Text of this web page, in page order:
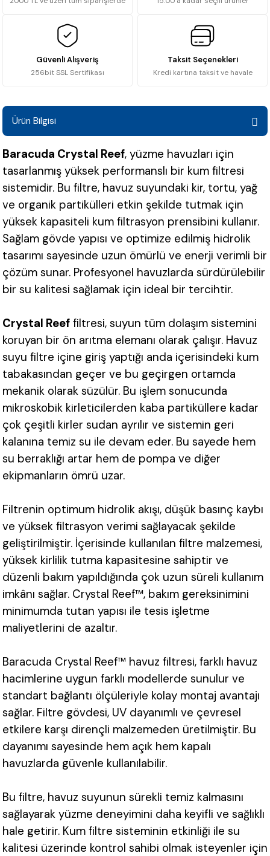
Güvenli Alışveriş
256bit SSL Sertifikası
Taksit Seçenekleri
Kredi kartına taksit ve havale
Ürün Bilgisi
Baracuda Crystal Reef, yüzme havuzları için
tasarlanmış yüksek performanslı bir kum filtresi
sistemidir. Bu filtre, havuz suyundaki kir, tortu, yağ
ve organik partikülleri etkin şekilde tutmak için
yüksek kapasiteli kum filtrasyon prensibini kullanır.
Sağlam gövde yapısı ve optimize edilmiş hidrolik
tasarımı sayesinde uzun ömürlü ve enerji verimli bir
çözüm sunar. Profesyonel havuzlarda sürdürülebilir
bir su kalitesi sağlamak için ideal bir tercihtir.
Crystal Reef filtresi, suyun tüm dolaşım sistemini
koruyan bir ön arıtma elemanı olarak çalışır. Havuz
suyu filtre içine giriş yaptığı anda içerisindeki kum
tabakasından geçer ve bu geçirgen ortamda
mekanik olarak süzülür. Bu işlem sonucunda
mikroskobik kirleticilerden kaba partiküllere kadar
çok çeşitli kirler sudan ayrılır ve sistemin geri
kalanına temiz su ile devam eder. Bu sayede hem
su berraklığı artar hem de pompa ve diğer
ekipmanların ömrü uzar.
Filtrenin optimum hidrolik akışı, düşük basınç kaybı
ve yüksek filtrasyon verimi sağlayacak şekilde
geliştirilmiştir. İçerisinde kullanılan filtre malzemesi,
yüksek kirlilik tutma kapasitesine sahiptir ve
düzenli bakım yapıldığında çok uzun süreli kullanım
imkânı sağlar. Crystal Reef™, bakım gereksinimini
minimumda tutan yapısı ile tesis işletme
maliyetlerini de azaltır.
Baracuda Crystal Reef™ havuz filtresi, farklı havuz
hacimlerine uygun farklı modellerde sunulur ve
standart bağlantı ölçüleriyle kolay montaj avantajı
sağlar. Filtre gövdesi, UV dayanımlı ve çevresel
etkilere karşı dirençli malzemeden üretilmiştir. Bu
dayanımı sayesinde hem açık hem kapalı
havuzlarda güvenle kullanılabilir.
Bu filtre, havuz suyunun sürekli temiz kalmasını
sağlayarak yüzme deneyimini daha keyifli ve sağlıklı
hale getirir. Kum filtre sisteminin etkinliği ile su
kalitesi üzerinde kontrol sahibi olmak isteyenler için